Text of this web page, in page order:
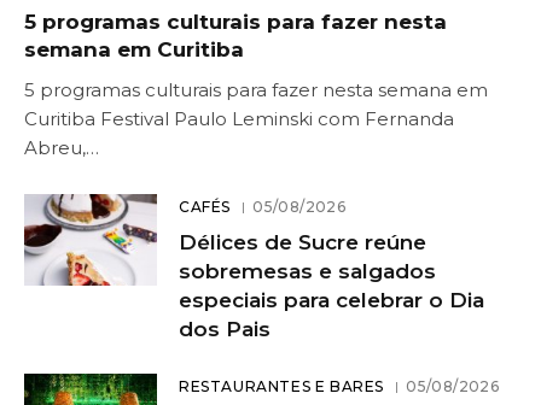
5 programas culturais para fazer nesta
semana em Curitiba
5 programas culturais para fazer nesta semana em
Curitiba Festival Paulo Leminski com Fernanda
Abreu,…
CAFÉS 05/08/2026
Délices de Sucre reúne
sobremesas e salgados
especiais para celebrar o Dia
dos Pais
RESTAURANTES E BARES 05/08/2026